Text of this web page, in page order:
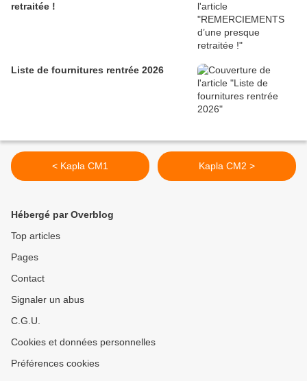
retraitée !
Liste de fournitures rentrée 2026
< Kapla CM1 Kapla CM2 >
Hébergé par Overblog
Top articles
Pages
Contact
Signaler un abus
C.G.U.
Cookies et données personnelles
Préférences cookies